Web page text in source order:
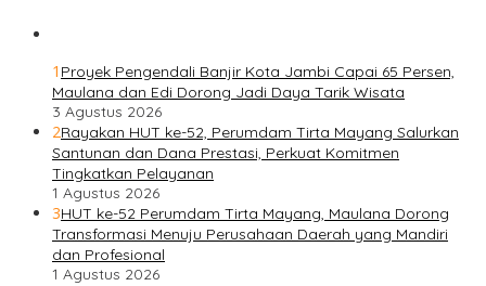
1 Proyek Pengendali Banjir Kota Jambi Capai 65 Persen,
Maulana dan Edi Dorong Jadi Daya Tarik Wisata
3 Agustus 2026
2Rayakan HUT ke-52, Perumdam Tirta Mayang Salurkan
Santunan dan Dana Prestasi, Perkuat Komitmen
Tingkatkan Pelayanan
1 Agustus 2026
3HUT ke-52 Perumdam Tirta Mayang, Maulana Dorong
Transformasi Menuju Perusahaan Daerah yang Mandiri
dan Profesional
1 Agustus 2026